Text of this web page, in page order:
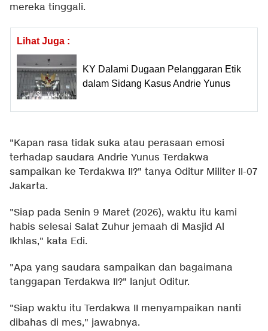
mereka tinggali.
Lihat Juga :
KY Dalami Dugaan Pelanggaran Etik
dalam Sidang Kasus Andrie Yunus
"Kapan rasa tidak suka atau perasaan emosi
terhadap saudara Andrie Yunus Terdakwa
sampaikan ke Terdakwa II?" tanya Oditur Militer II-07
Jakarta.
"Siap pada Senin 9 Maret (2026), waktu itu kami
habis selesai Salat Zuhur jemaah di Masjid Al
Ikhlas," kata Edi.
"Apa yang saudara sampaikan dan bagaimana
tanggapan Terdakwa II?" lanjut Oditur.
"Siap waktu itu Terdakwa II menyampaikan nanti
dibahas di mes," jawabnya.